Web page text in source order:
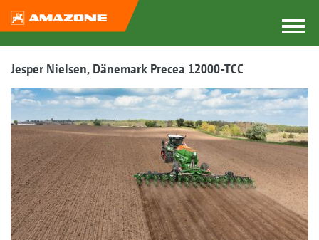
Jesper Nielsen, Dänemark Precea 12000-TCC